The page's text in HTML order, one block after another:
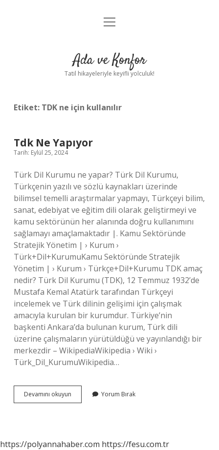
Anasayfa
Yasal Uyarı
menüyü
Ada ve Konfor
Tatil hikayeleriyle keyifli yolculuk!
Etiket: TDK ne için kullanılır
Tdk Ne Yapıyor
Tarih: Eylül 25, 2024
Türk Dil Kurumu ne yapar? Türk Dil Kurumu,
Türkçenin yazılı ve sözlü kaynakları üzerinde
bilimsel temelli araştırmalar yapmayı, Türkçeyi bilim,
sanat, edebiyat ve eğitim dili olarak geliştirmeyi ve
kamu sektörünün her alanında doğru kullanımını
sağlamayı amaçlamaktadır |. Kamu Sektöründe
Stratejik Yönetim | › Kurum ›
Türk+Dil+KurumuKamu Sektöründe Stratejik
Yönetim | › Kurum › Türkçe+Dil+Kurumu TDK amaç
nedir? Türk Dil Kurumu (TDK), 12 Temmuz 1932’de
Mustafa Kemal Atatürk tarafından Türkçeyi
incelemek ve Türk dilinin gelişimi için çalışmak
amacıyla kurulan bir kurumdur. Türkiye’nin
başkenti Ankara’da bulunan kurum, Türk dili
üzerine çalışmaların yürütüldüğü ve yayınlandığı bir
merkezdir – WikipediaWikipedia › Wiki ›
Türk_Dil_KurumuWikipedia…
Devamını okuyun
Ne
Yorum Bırak
https://polyannahaber.com https://fesu.com.tr